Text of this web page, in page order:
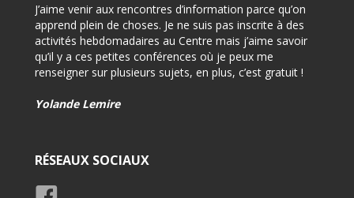
J’aime venir aux rencontres d’information parce qu’on
apprend plein de choses. Je ne suis pas inscrite à des
activités hebdomadaires au Centre mais j’aime savoir
qu’il y a ces petites conférences où je peux me
renseigner sur plusieurs sujets, en plus, c’est gratuit !
Yolande Lemire
RÉSEAUX SOCIAUX